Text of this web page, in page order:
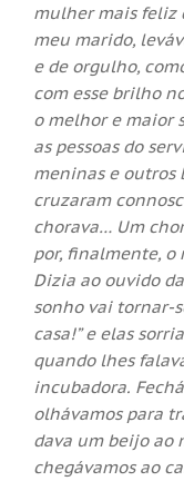
mulher mais feliz
meu marido,
e de orgulho,
com esse brilho
o melhor e maior
as pessoas do
meninas e outros
cruzaram
chorava… Um
por, finalmente, o
Dizia ao ouvido
sonho vai tornar-
casa!” e elas
quando lhes
incubadora.
olhávamos para
dava um beijo ao
chegávamos ao